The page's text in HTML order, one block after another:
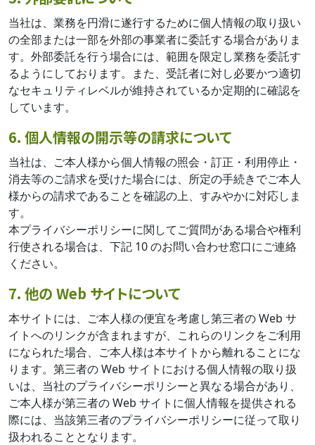
当社は、業務を円滑に遂行するために個人情報の取り扱い
の全部または一部を外部の事業者に委託する場合がありま
す。外部委託を行う場合には、範囲を限定し業務を委託す
るようにしております。また、受託者に対し必要かつ適切
なセキュリティレベルが維持されているか定期的に確認を
しています。
6. 個人情報の開示等の請求について
当社は、ご本人様から個人情報の照会・訂正・利用停止・
消去等のご請求を受けた場合には、所定の手続きでご本人
様からの請求であることを確認の上、すみやかに対応しま
す。
本プライバシーポリシーに関してご質問がある場合や権利
行使される場合は、下記 10 のお問い合わせ窓口にご連絡
ください。
7. 他の Web サイトについて
本サイトには、ご本人様の便宜を考慮し第三者の Web サ
イトへのリンクが含まれますが、これらのリンクをご利用
になられた場合、ご本人様は本サイトから離れることにな
ります。第三者の Web サイトにおける個人情報の取り扱
いは、当社のプライバシーポリシーと異なる場合があり、
ご本人様が第三者の Web サイトに個人情報を提供される
際には、当該第三者のプライバシーポリシーに従って取り
扱われることとなります。